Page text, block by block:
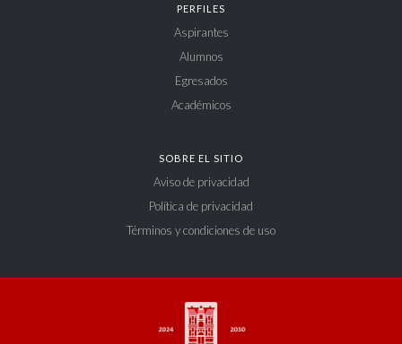
PERFILES
Aspirantes
Alumnos
Egresados
Académicos
SOBRE EL SITIO
Aviso de privacidad
Política de privacidad
Términos y condiciones de uso